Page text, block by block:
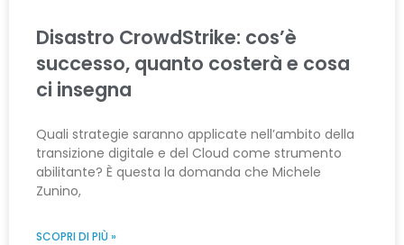
Disastro CrowdStrike: cos’è
successo, quanto costerà e cosa
ci insegna
Quali strategie saranno applicate nell’ambito della
transizione digitale e del Cloud come strumento
abilitante? È questa la domanda che Michele
Zunino,
SCOPRI DI PIÙ »